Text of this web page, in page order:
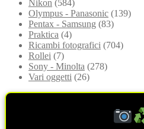
Nikon (584)
Olympus - Panasonic (139)
Pentax - Samsung (83)
Praktica (4)
Ricambi fotografici (704)
Rollei (7)
Sony - Minolta (278)
Vari oggetti (26)